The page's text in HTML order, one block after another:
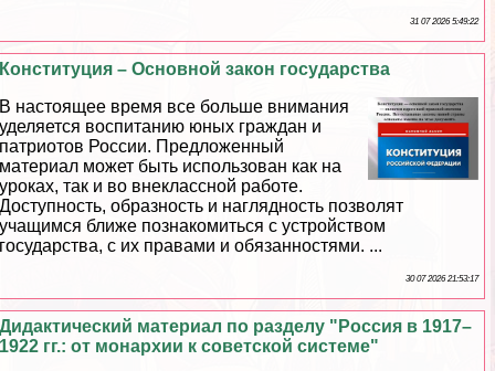
31 07 2026 5:49:22
Конституция – Основной закон государства
В настоящее время все больше внимания
уделяется воспитанию юных граждан и
патриотов России. Предложенный
материал может быть использован как на
уроках, так и во внеклассной работе.
Доступность, образность и наглядность позволят
учащимся ближе познакомиться с устройством
государства, с их правами и обязанностями. ...
30 07 2026 21:53:17
Дидактический материал по разделу "Россия в 1917–
1922 гг.: от монархии к советской системе"